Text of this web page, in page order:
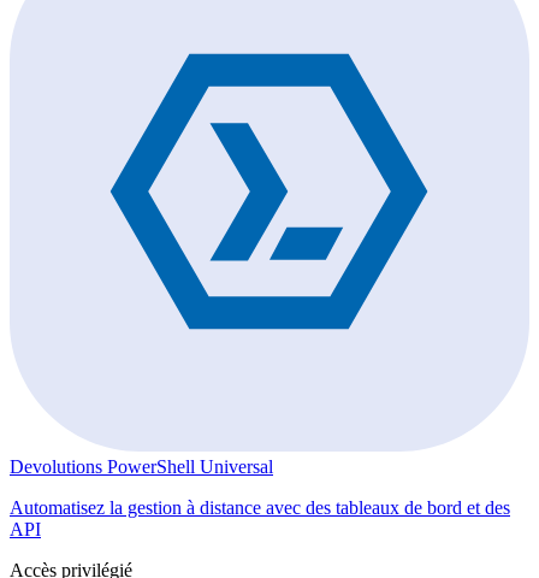
Devolutions PowerShell Universal
Automatisez la gestion à distance avec des tableaux de bord et des
API
Accès privilégié